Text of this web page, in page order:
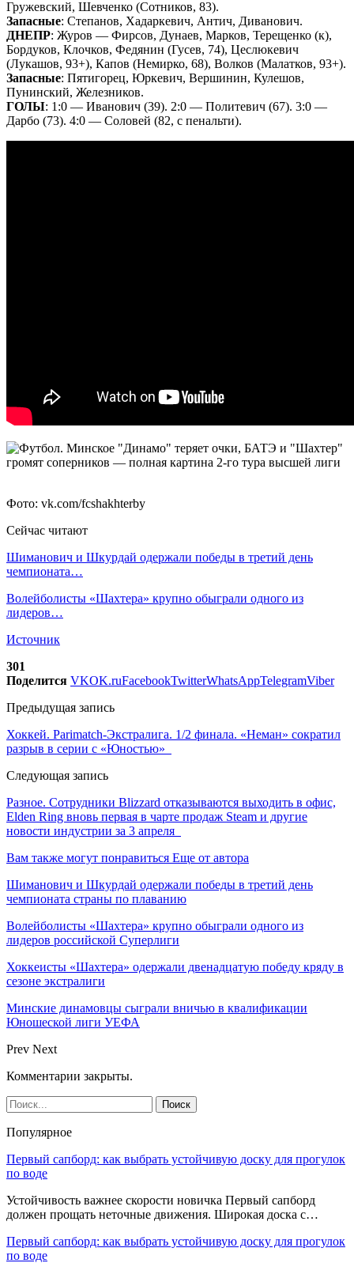
Гружевский, Шевченко (Сотников, 83).
Запасные: Степанов, Хадаркевич, Антич, Диванович.
ДНЕПР: Журов — Фирсов, Дунаев, Марков, Терещенко (к),
Бордуков, Клочков, Федянин (Гусев, 74), Цеслюкевич
(Лукашов, 93+), Капов (Немирко, 68), Волков (Малатков, 93+).
Запасные: Пятигорец, Юркевич, Вершинин, Кулешов,
Пунинский, Железников.
ГОЛЫ: 1:0 — Иванович (39). 2:0 — Политевич (67). 3:0 —
Дарбо (73). 4:0 — Соловей (82, с пенальти).
Фото: vk.com/fcshakhterby
Сейчас читают
Шиманович и Шкурдай одержали победы в третий день
чемпионата…
Волейболисты «Шахтера» крупно обыграли одного из
лидеров…
Источник
301
Поделится VKOK.ruFacebookTwitterWhatsAppTelegramViber
Предыдущая запись
Хоккей. Parimatch-Экстралига. 1/2 финала. «Неман» сократил
разрыв в серии с «Юностью»
Следующая запись
Разное. Сотрудники Blizzard отказываются выходить в офис,
Elden Ring вновь первая в чарте продаж Steam и другие
новости индустрии за 3 апреля
Вам также могут понравиться Еще от автора
Шиманович и Шкурдай одержали победы в третий день
чемпионата страны по плаванию
Волейболисты «Шахтера» крупно обыграли одного из
лидеров российской Суперлиги
Хоккеисты «Шахтера» одержали двенадцатую победу кряду в
сезоне экстралиги
Минские динамовцы сыграли вничью в квалификации
Юношеской лиги УЕФА
Prev Next
Комментарии закрыты.
Популярное
Первый сапборд: как выбрать устойчивую доску для прогулок
по воде
Устойчивость важнее скорости новичка Первый сапборд
должен прощать неточные движения. Широкая доска с…
Первый сапборд: как выбрать устойчивую доску для прогулок
по воде